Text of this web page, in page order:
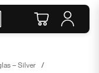
– Silver